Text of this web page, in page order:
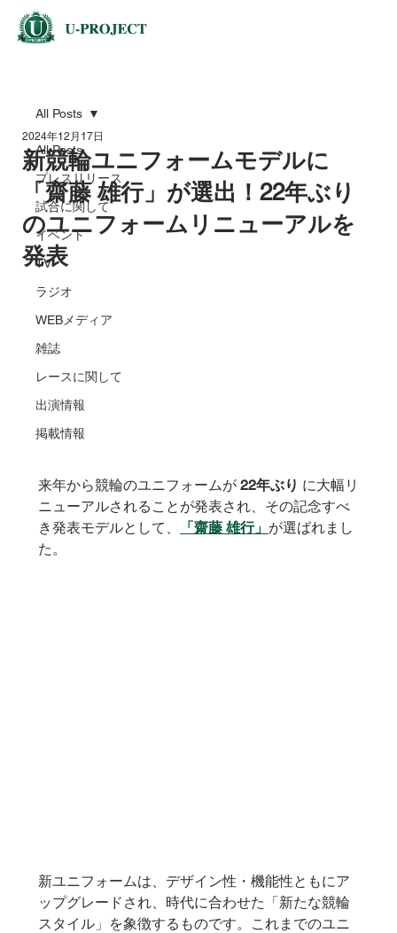
All Posts
プレスリリース
試合に関して
イベント
TV
ラジオ
WEBメディア
雑誌
レースに関して
出演情報
掲載情報
All Posts
新競輪ユニフォームモデルに
「齋藤 雄行」が選出！22年ぶり
のユニフォームリニューアルを
発表
2024年12月17日
来年から競輪のユニフォームが 22年ぶり に大幅リ
ニューアルされることが発表され、その記念すべ
き発表モデルとして、
「齋藤 雄行」 が選ばれまし
た。
新ユニフォームは、デザイン性・機能性ともにア
ップグレードされ、時代に合わせた「新たな競輪
スタイル」を象徴するものです。これまでのユニ